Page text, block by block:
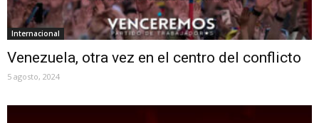
Internacional
Venezuela, otra vez en el centro del conflicto
5 agosto, 2024